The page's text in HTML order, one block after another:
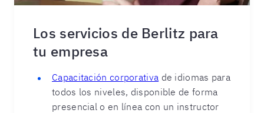
Los servicios de Berlitz para
tu empresa
Capacitación corporativa de idiomas para
todos los niveles, disponible de forma
presencial o en línea con un instructor